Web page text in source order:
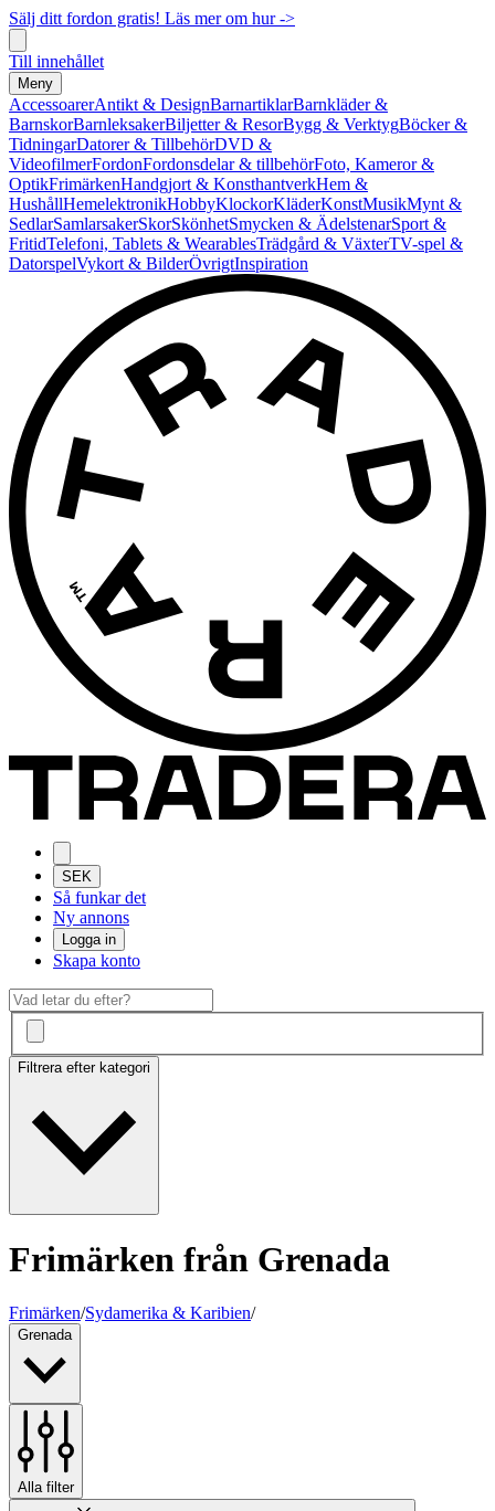
Sälj ditt fordon gratis! Läs mer om hur ->
Till innehållet
Meny
AccessoarerAntikt & DesignBarnartiklarBarnkläder &
BarnskorBarnleksakerBiljetter & ResorBygg & VerktygBöcker &
TidningarDatorer & TillbehörDVD &
VideofilmerFordonFordonsdelar & tillbehörFoto, Kameror &
OptikFrimärkenHandgjort & KonsthantverkHem &
HushållHemelektronikHobbyKlockorKläderKonstMusikMynt &
SedlarSamlarsakerSkorSkönhetSmycken & ÄdelstenarSport &
FritidTelefoni, Tablets & WearablesTrädgård & VäxterTV-spel &
DatorspelVykort & BilderÖvrigtInspiration
SEK
Så funkar det
Ny annons
Logga in
Skapa konto
Filtrera efter kategori
Frimärken från Grenada
Frimärken/Sydamerika & Karibien/
Grenada
Alla filter